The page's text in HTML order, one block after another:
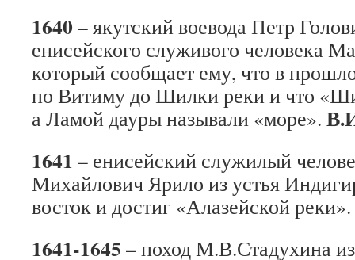
1640 – якутский воевода Петр
енисейского служивого человека
который сообщает ему, что в
по Витиму до Шилки реки и что
а Ламой дауры называли «море».
1641 – енисейский служилый
Михайлович Ярило из устья
восток и достиг «Алазейской реки».
1641-1645 – поход М.В.Стадухина